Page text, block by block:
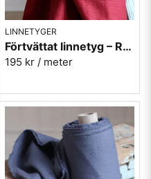
LINNETYGER
Förtvättat linnetyg – Röd (230 g/m²)
195 kr / meter